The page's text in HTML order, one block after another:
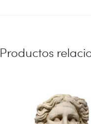
Productos